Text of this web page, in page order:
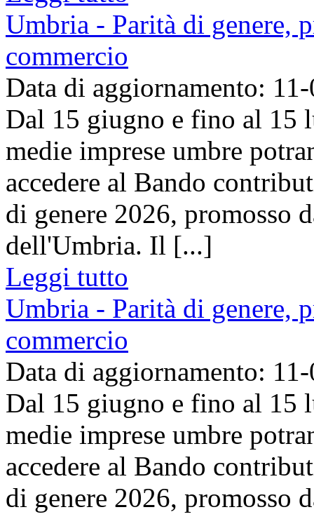
Umbria - Parità di genere,
commercio
Data di aggiornamento:
Dal 15 giugno e fino al 15
medie imprese umbre
accedere al Bando
di genere 2026, promosso
dell'Umbria. Il [...]
Leggi tutto
Umbria - Parità di genere,
commercio
Data di aggiornamento:
Dal 15 giugno e fino al 15
medie imprese umbre
accedere al Bando
di genere 2026, promosso